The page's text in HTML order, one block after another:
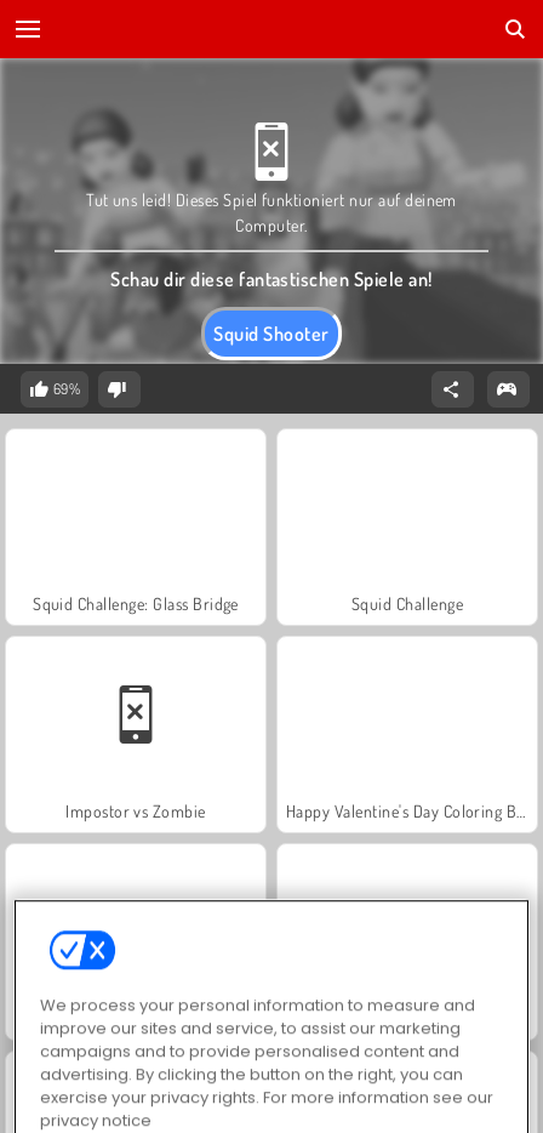
Squid Shooter
Tut uns leid! Dieses Spiel funktioniert nur auf deinem
Computer.
Schau dir diese fantastischen Spiele an!
69%
Squid Challenge: Glass Bridge Squid Challenge
Impostor vs Zombie
Jewel Garden Story Juice Merge
We process your personal information to measure and
improve our sites and service, to assist our marketing
campaigns and to provide personalised content and
advertising. By clicking the button on the right, you can
exercise your privacy rights. For more information see our
privacy notice